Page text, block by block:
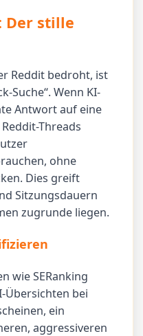
Der stille
Reddit bedroht, ist
Suche“. Wenn KI-
Antwort auf eine
Threads
ohne
Dies greift
Sitzungsdauern
zugrunde liegen.
wie SERanking
Übersichten bei
ein
aggressiveren